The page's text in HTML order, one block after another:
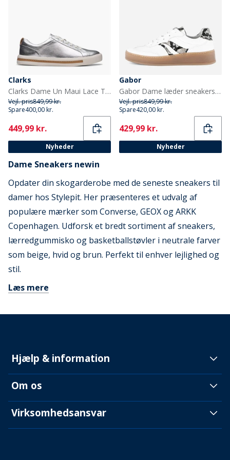
Clarks
Clarks Dame Un Maui Lace Træningssko Metallic
Vejl. pris849,99 kr.
Spare400,00 kr.
Current
449,99 kr.
Nyheder
Gabor
Gabor Dame læder sneakers Hvid/Snake
Vejl. pris849,99 kr.
Spare420,00 kr.
Current
429,99 kr.
Nyheder
Dame Sneakers newin
Opdater din skogarderobe med de seneste sneakers til
damer hos Stylepit. Her præsenteres et udvalg af
populære mærker som Converse, GEOX og ARKK
Copenhagen. Udforsk et bredt sortiment af sneakers,
lærredgummisko og basketballstøvler i neutrale farver
som beige, hvid og brun. Perfekt til enhver lejlighed og
stil.
Læs mere
Hjælp & information
Om os
Virksomhedsansvar